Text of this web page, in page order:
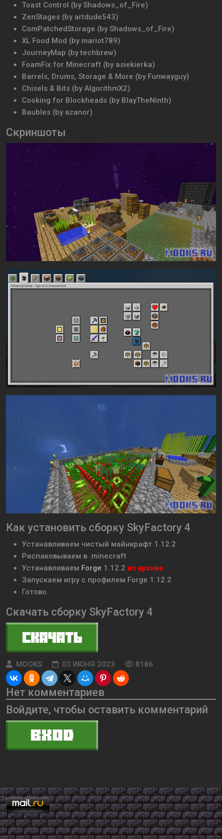
Toast Control (by Shadows_of_Fire)
ZenStages (by artdude543)
ComPatchedStorage (by Shadows_of_Fire)
XL Food Mod (by mariot789)
JourneyMap (by techbrew)
FoamFix for Minecraft (by asiekierka)
Barrels, Drums, Storage & More (by Funwayguy)
Chisels & Bits (by AlgorithmX2)
Cooking for Blockheads (by BlayTheNinth)
Baubles (by azanor)
Скриншоты
Как установить сборку SkyFactory 4
Устанавливаем чистый майнкрафт 1.12.2
Распаковываем в .minecraft
Устанавливаем Forge 1.12.2 из архива
Запускаем игру с профилем Forge 1.12.2
Готово
Скачать сборку SkyFactory 4
MOOKS 03 ИЮНЯ 2023 8186
Нет комментариев
Войдите, чтобы оставить комментарий